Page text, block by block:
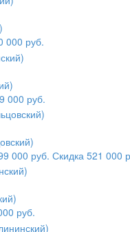
000 руб.
000 руб.
000 руб. Скидка 521 000
руб.